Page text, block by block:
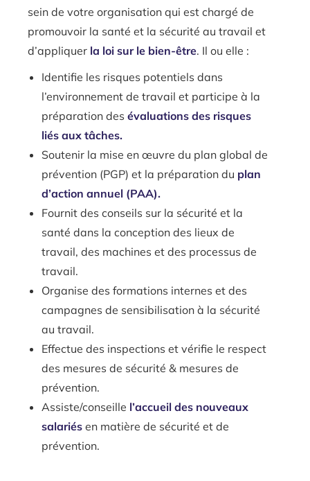
sein de votre organisation qui est chargé de
promouvoir la santé et la sécurité au travail et
d’appliquer la loi sur le bien-être. Il ou elle :
Identifie les risques potentiels dans
l’environnement de travail et participe à la
préparation des évaluations des risques
liés aux tâches.
Soutenir la mise en œuvre du plan global de
prévention (PGP) et la préparation du plan
d’action annuel (PAA).
Fournit des conseils sur la sécurité et la
santé dans la conception des lieux de
travail, des machines et des processus de
travail.
Organise des formations internes et des
campagnes de sensibilisation à la sécurité
au travail.
Effectue des inspections et vérifie le respect
des mesures de sécurité & mesures de
prévention.
Assiste/conseille l’accueil des nouveaux
salariés en matière de sécurité et de
prévention.